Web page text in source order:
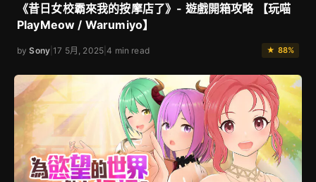
《昔日女校霸來我的按摩店了》- 遊戲開箱攻略 【玩喵
PlayMeow / Warumiyo】
bySony |17 5月, 2025 |4 min read ★ 88%